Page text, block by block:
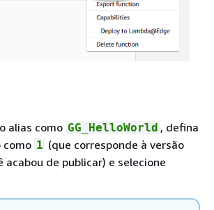
alias como GG_HelloWorld , defina
como 1 (que corresponde à versão
acabou de publicar) e selecione